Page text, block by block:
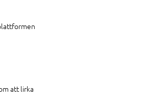
att lirka